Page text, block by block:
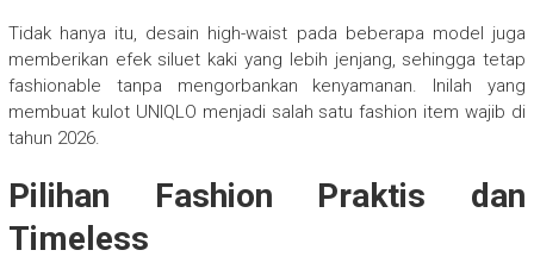
Tidak hanya itu, desain high-waist pada beberapa model juga
memberikan efek siluet kaki yang lebih jenjang, sehingga tetap
fashionable tanpa mengorbankan kenyamanan. Inilah yang
membuat kulot UNIQLO menjadi salah satu fashion item wajib di
tahun 2026.
Pilihan Fashion Praktis dan
Timeless